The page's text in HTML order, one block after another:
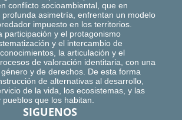
conflicto socioambiental, que en
profunda asimetría, enfrentan un modelo
impuesto en los territorios.
participación y el protagonismo
y el intercambio de
la articulación y el
de valoración identitaria, con una
y de derechos. De esta forma
de alternativas al desarrollo,
de la vida, los ecosistemas, y las
que los habitan.
SIGUENOS